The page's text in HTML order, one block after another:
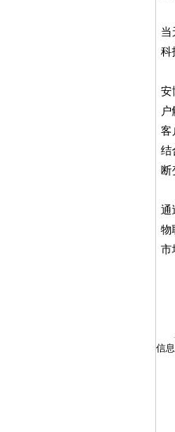
科
安
客
结
断
通
物
市
信